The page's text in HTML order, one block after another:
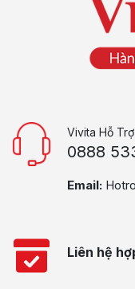
Vivita Hỗ
0888
Email:
Liên hệ